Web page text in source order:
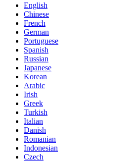
English
Chinese
French
German
Portuguese
Spanish
Russian
Japanese
Korean
Arabic
Irish
Greek
Turkish
Italian
Danish
Romanian
Indonesian
Czech